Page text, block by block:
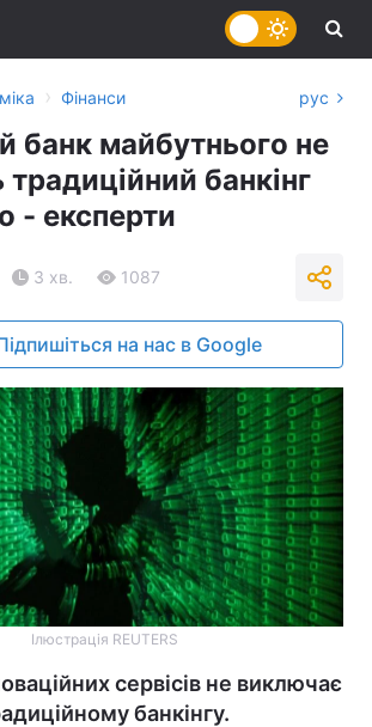
› Фінанси рус
банк майбутнього не
традиційний банкінг
- експерти
3 хв. 1087
на нас в Google
Ілюстрація REUTERS
сервісів не виключає
банкінгу.